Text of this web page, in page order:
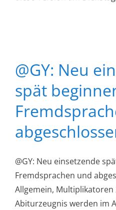
@GY: Neu
spät
@GY: Neu einsetzende
Fremdsprachen und
Allgemein, Multiplikatoren
Abiturzeugnis werden im